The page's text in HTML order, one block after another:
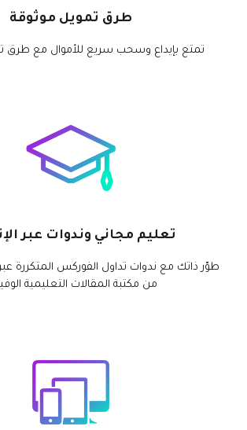
طرق تمويل موثوقة
تمتع بإيداع وسحب سريع للأموال مع طرق
تعليم مجاني وندوات عبر
طوّر ذاتك مع ندوات تداول الفوركس المتكررة
من مكتبة المقالات التعليمية